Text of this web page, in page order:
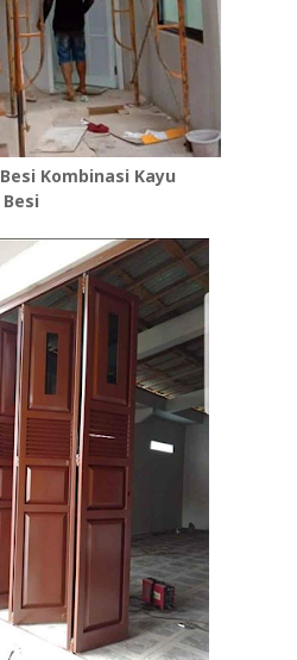
Kombinasi Kayu